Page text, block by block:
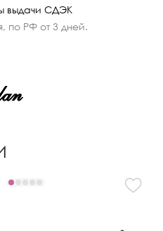
выдачи СДЭК
по РФ от 3 дней.